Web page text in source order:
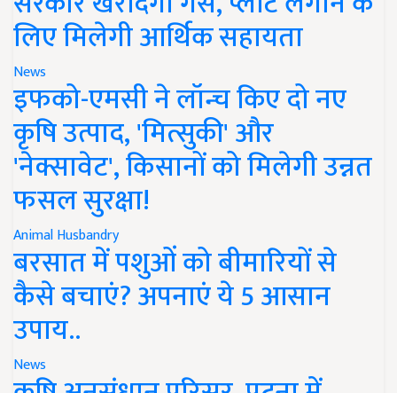
लिए मिलेगी आर्थिक सहायता
News
इफको-एमसी ने लॉन्च किए दो नए
कृषि उत्पाद, 'मित्सुकी' और
'नेक्सावेट', किसानों को मिलेगी उन्नत
फसल सुरक्षा!
Animal Husbandry
बरसात में पशुओं को बीमारियों से
कैसे बचाएं? अपनाएं ये 5 आसान
उपाय..
News